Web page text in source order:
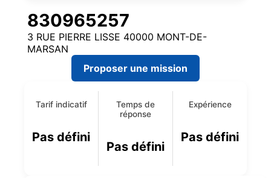
830965257
3 RUE PIERRE LISSE 40000 MONT-DE-
MARSAN
Proposer une mission
Tarif indicatif
Pas défini
Temps de
réponse
Pas défini
Expérience
Pas défini